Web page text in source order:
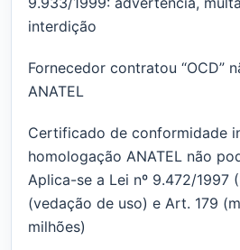
interdição
Fornecedor contratou “OCD”
ANATEL
Certificado de conformidade
homologação ANATEL não
Aplica-se a Lei nº 9.472/1997
(vedação de uso) e Art. 179
milhões)